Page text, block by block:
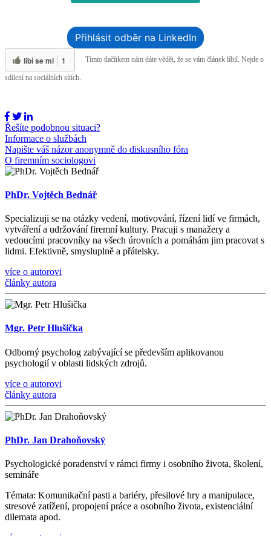
Přihlásit odběr na LinkedIn
líbí se mi 1 Tímto tlačítkem nám dáte vědět, že se vám článek líbil. Nejde o
sdílení na sociálních sítích.
Řešíte podobnou situaci?
Informace o službách
Napište váš názor anonymně do diskusního fóra
O firemním sociologovi
PhDr. Vojtěch Bednář
Specializuji se na otázky vedení, motivování, řízení lidí ve firmách,
vytváření a udržování firemní kultury. Pracuji s manažery a
vedoucími pracovníky na všech úrovních a pomáhám jim pracovat s
lidmi. Efektivně, smysluplně a přátelsky.
více o autorovi
články autora
Mgr. Petr Hlušička
Odborný psycholog zabývající se především aplikovanou
psychologií v oblasti lidských zdrojů.
více o autorovi
články autora
PhDr. Jan Drahoňovský
Psychologické poradenství v rámci firmy i osobního života, školení,
semináře
Témata: Komunikačnípasti a bariéry, přesilové hry a manipulace,
stresové zatížení, propojenípráce a osobního života, existenciální
dilemata apod.